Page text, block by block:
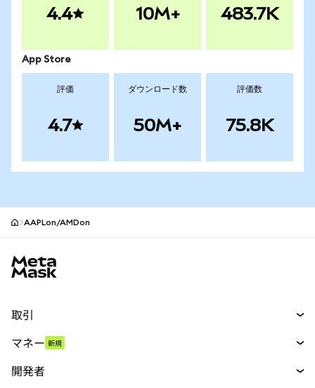
4.4 10M+ 483.7K
App Store
評価
4.7
ダウンロード数
50M+
評価数
75.8K
AAPLon/AMDon
取引
パーペチュアル
マネー 新規
開発者